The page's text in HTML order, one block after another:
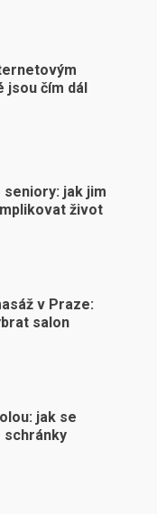
jsou čím dál
jak jim
život
v Praze:
salon
jak se
schránky